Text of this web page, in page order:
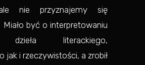
nie przyznajemy się
być o interpretowaniu
dzieła literackiego,
jak i rzeczywistości, a zrobił